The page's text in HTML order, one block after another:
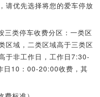
请优先选择将您的爱车停放
三类停车收费分区：一类区
区域，二类区域高于三类区
于非工作日，工作日7:30-
日10：00-20:00收费，其